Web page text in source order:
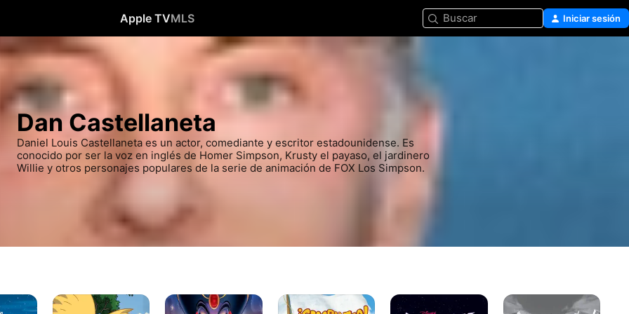
Apple TVMLS Buscar Iniciar sesión
Dan Castellaneta
Daniel Louis Castellaneta es un actor, comediante y escritor estadounidense. Es
conocido por ser la voz en inglés de Homer Simpson, Krusty el payaso, el jardinero
Willie y otros personajes populares de la serie de animación de FOX Los Simpson.​
¡Oye,
Arnold!
Aladdín:
El
Scooby
Doo!
Pato
Darkwing
¡Oye
Arnold!-